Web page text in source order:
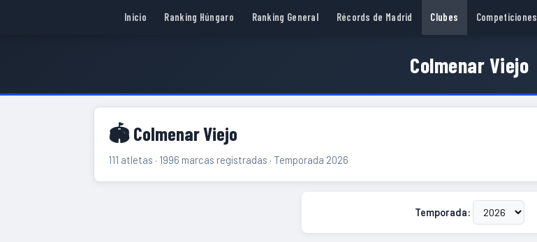
Inicio Ranking Húngaro Ranking General Récords de Madrid Clubes Competiciones
Colmenar Viejo
🏟 Colmenar Viejo
111 atletas · 1996 marcas registradas · Temporada 2026
Temporada: